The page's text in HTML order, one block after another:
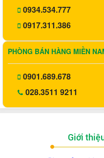
0934.534.777
0917.311.386
PHÒNG BÁN HÀNG MIỀN
0901.689.678
028.3511 9211
Giới